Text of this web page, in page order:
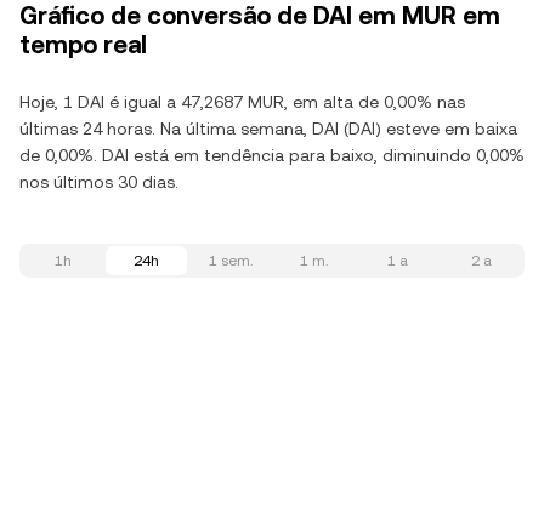
Gráfico de conversão de DAI em MUR em
tempo real
Hoje, 1 DAI é igual a 47,2687 MUR, em alta de 0,00% nas
últimas 24 horas. Na última semana, DAI (DAI) esteve em baixa
de 0,00%. DAI está em tendência para baixo, diminuindo 0,00%
nos últimos 30 dias.
1h 24h 1 sem. 1 m. 1 a 2 a